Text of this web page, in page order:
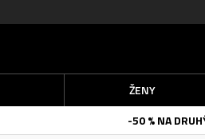
ŽENY
-50 % NA